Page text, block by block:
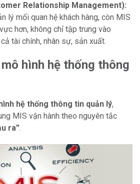
Relationship Management):
lý mối quan hệ khách hàng, còn MIS
hơn, không chỉ tập trung vào
tài chính, nhân sự, sản xuất.
hình hệ thống thông
hệ thống thông tin quản lý,
MIS vận hành theo nguyên tắc
ra”.